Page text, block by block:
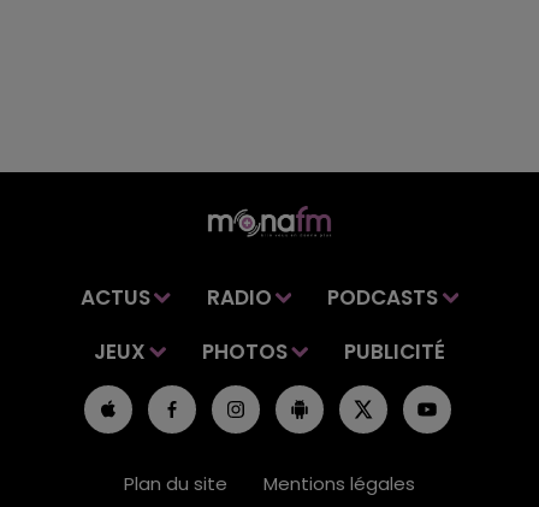
ACTUS RADIO
PODCASTS
JEUX
PHOTOS PUBLICITÉ
Plan du site Mentions légales